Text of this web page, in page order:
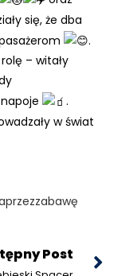
się, że dba
.
– witały
napoje
.
w świat
Post